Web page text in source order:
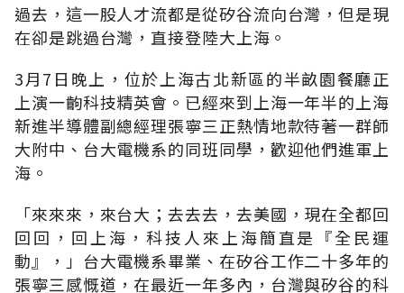
過去，這一股人才流都是從矽谷流向台灣，但是現
在卻是跳過台灣，直接登陸大上海。
3月7日晚上，位於上海古北新區的半畝園餐廳正
上演一齣科技精英會。已經來到上海一年半的上海
新進半導體副總經理張寧三正熱情地款待著一群師
大附中、台大電機系的同班同學，歡迎他們進軍上
海。
「來來來，來台大；去去去，去美國，現在全都回
回回，回上海，科技人來上海簡直是『全民運
動』，」台大電機系畢業、在矽谷工作二十多年的
張寧三感慨道，在最近一年多內，台灣與矽谷的科